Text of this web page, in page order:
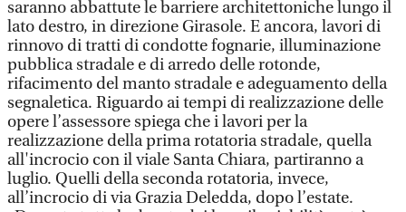
saranno abbattute le barriere architettoniche lungo il
lato destro, in direzione Girasole. E ancora, lavori di
rinnovo di tratti di condotte fognarie, illuminazione
pubblica stradale e di arredo delle rotonde,
rifacimento del manto stradale e adeguamento della
segnaletica. Riguardo ai tempi di realizzazione delle
opere l’assessore spiega che i lavori per la
realizzazione della prima rotatoria stradale, quella
all'incrocio con il viale Santa Chiara, partiranno a
luglio. Quelli della seconda rotatoria, invece,
all’incrocio di via Grazia Deledda, dopo l’estate.